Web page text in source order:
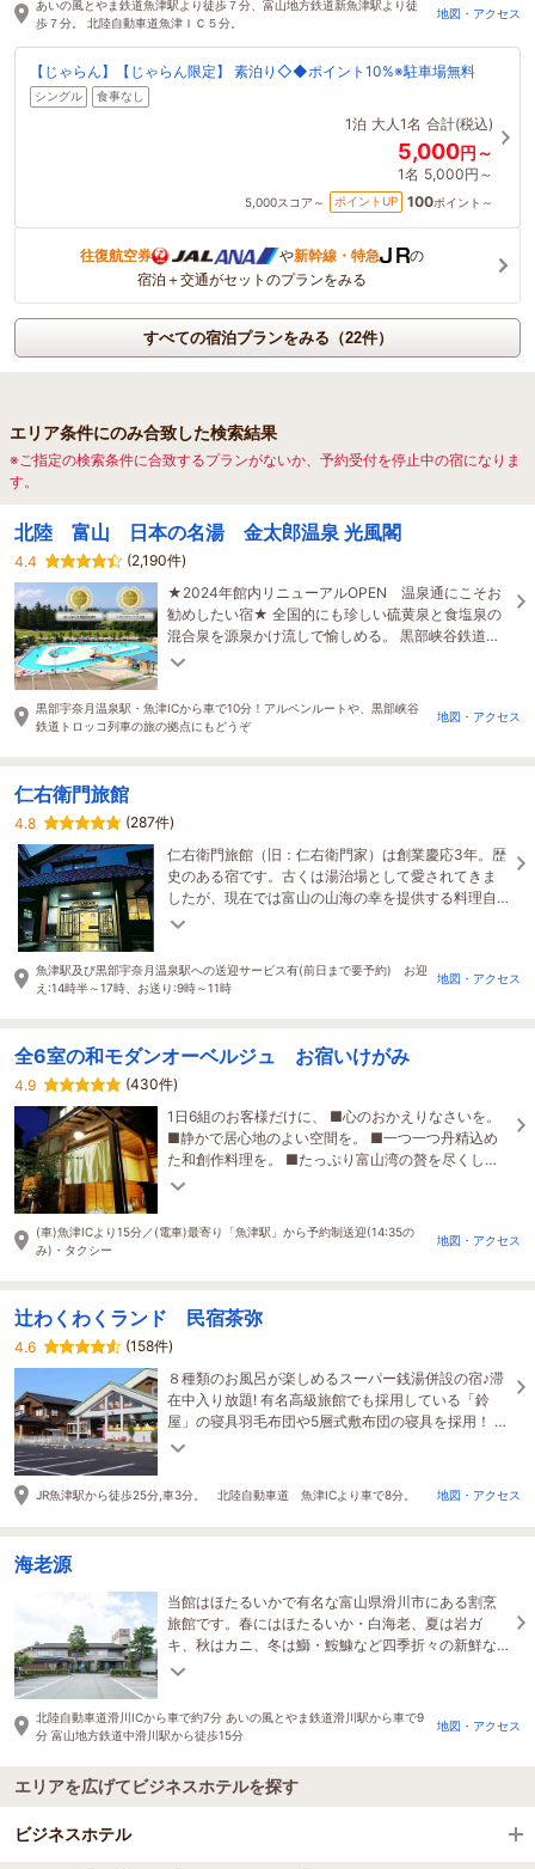
あいの風とやま鉄道魚津駅より徒歩７分、富山地方鉄道新魚津駅より徒
歩７分。 北陸自動車道魚津ＩＣ５分。
地図・アクセス
【じゃらん】【じゃらん限定】 素泊り◇◆ポイント10%※駐車場無料
シングル 食事なし
1泊 大人1名 合計(税込)
5,000円～
1名 5,000円～
5,000スコア～ ポイントUP 100ポイント～
往復航空券 や新幹線・特急
の
宿泊＋交通がセットのプランをみる
すべての宿泊プランをみる（22件）
エリア条件にのみ合致した検索結果
※ご指定の検索条件に合致するプランがないか、予約受付を停止中の宿になりま
す。
北陸 富山 日本の名湯 金太郎温泉 光風閣
4.4
(2,190件)
★2024年館内リニューアルOPEN 温泉通にこそお
勧めしたい宿★ 全国的にも珍しい硫黄泉と食塩泉の
混合泉を源泉かけ流しで愉しめる。 黒部峡谷鉄道ま
で車で約40分、立山黒部アルペンルートまで車で約
黒部宇奈月温泉駅・魚津ICから車で10分！アルペンルートや、黒部峡谷
鉄道トロッコ列車の旅の拠点にもどうぞ
地図・アクセス
仁右衛門旅館
4.8
(287件)
仁右衛門旅館（旧：仁右衛門家）は創業慶応3年。歴
史のある宿です。古くは湯治場として愛されてきま
したが、現在では富山の山海の幸を提供する料理自
慢の宿です(^^♪ (全館禁煙)
魚津駅及び黒部宇奈月温泉駅への送迎サービス有(前日まで要予約) お迎
え:14時半～17時、お送り:9時～11時
地図・アクセス
全6室の和モダンオーベルジュ お宿いけがみ
4.9
(430件)
1日6組のお客様だけに、 ■心のおかえりなさいを。
■静かで居心地のよい空間を。 ■一つ一つ丹精込め
た和創作料理を。 ■たっぷり富山湾の贅を尽くした
お造りを。 ご提供いたします。
(車)魚津ICより15分／(電車)最寄り「魚津駅」から予約制送迎(14:35の
み)・タクシー
地図・アクセス
辻わくわくランド 民宿茶弥
4.6
(158件)
８種類のお風呂が楽しめるスーパー銭湯併設の宿♪滞
在中入り放題! 有名高級旅館でも採用している「鈴
屋」の寝具羽毛布団や5層式敷布団の寝具を採用！ 完
全貸切プライベートサウナプラン販売中♪
JR魚津駅から徒歩25分,車3分。 北陸自動車道 魚津ICより車で8分。 地図・アクセス
海老源
当館はほたるいかで有名な富山県滑川市にある割烹
旅館です。春にはほたるいか・白海老、夏は岩ガ
キ、秋はカニ、冬は鰤・鮟鱇など四季折々の新鮮な
魚介類をご堪能いただけます。
北陸自動車道滑川ICから車で約7分 あいの風とやま鉄道滑川駅から車で9
分 富山地方鉄道中滑川駅から徒歩15分
地図・アクセス
エリアを広げてビジネスホテルを探す
ビジネスホテル